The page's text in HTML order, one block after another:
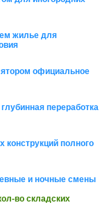
жилье для
официальное
переработка
конструкций полного
и ночные смены
во складских